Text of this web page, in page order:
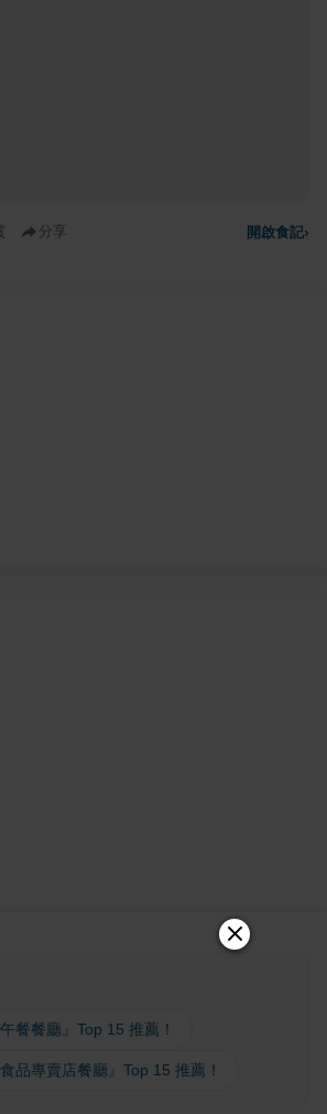
分享 開啟食記›
餐餐廳』Top 15 推薦！
品專賣店餐廳』Top 15 推薦！